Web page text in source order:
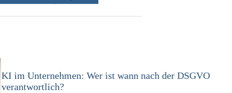
KI-Compliance in der Versicherungswirtschaft mit DORA,
DSGVO und KI-VO